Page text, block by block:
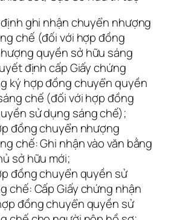
ghi nhận chuyển nhượng
chế (đối với hợp đồng
quyền sở hữu sáng
định cấp Giấy chứng
ký hợp đồng chuyển quyền
chế (đối với hợp đồng
sử dụng sáng chế);
đồng chuyển nhượng
chế: Ghi nhận vào văn bằng
sở hữu mới;
đồng chuyển quyền sử
chế: Cấp Giấy chứng nhận
đồng chuyển quyền sử